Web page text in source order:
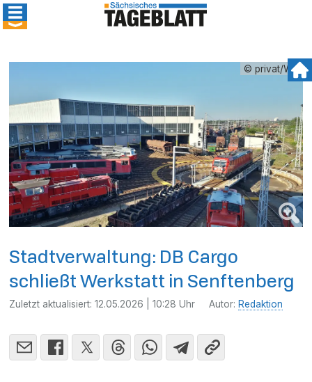
© privat/WN
Stadtverwaltung: DB Cargo
schließt Werkstatt in Senftenberg
Zuletzt aktualisiert:12.05.2026 | 10:28 Uhr Autor: Redaktion